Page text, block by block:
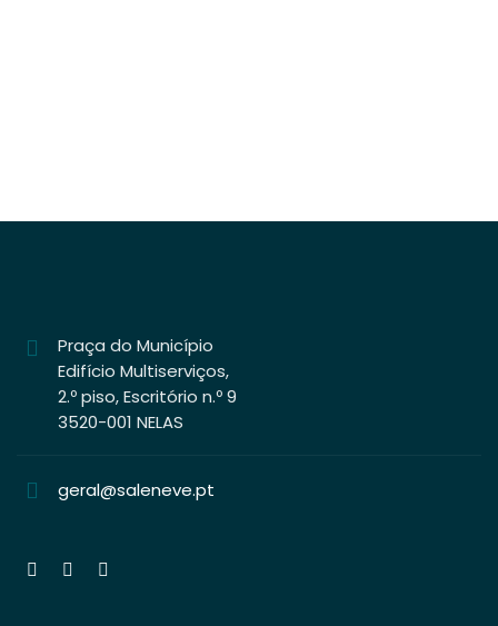
Praça do Município
Edifício Multiserviços,
2.º piso, Escritório n.º 9
3520-001 NELAS
geral@saleneve.pt